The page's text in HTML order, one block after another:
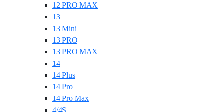
12 PRO MAX
13
13 Mini
13 PRO
13 PRO MAX
14
14 Plus
14 Pro
14 Pro Max
4/4S